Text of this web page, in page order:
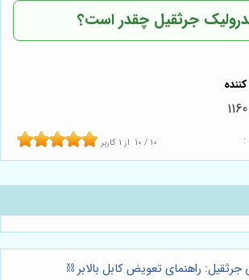
جرثقیل چقدر است؟
:
10 / 10 از 1 کاربر
جرثقیل: راهنمای تعویض کابل بالابر ⛓️